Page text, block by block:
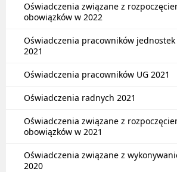
Oświadczenia związane z
obowiązków w 2022
Oświadczenia pracowników
2021
Oświadczenia pracowników UG 2021
Oświadczenia radnych 2021
Oświadczenia związane z
obowiązków w 2021
Oświadczenia związane z
2020